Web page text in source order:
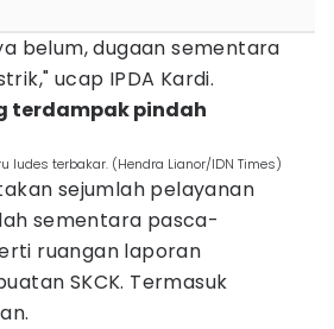
belum, dugaan sementara
ucap IPDA Kardi.
terdampak pindah
ludes terbakar. (Hendra Lianor/IDN Times)
sejumlah pelayanan
sementara pasca-
ruangan laporan
SKCK. Termasuk